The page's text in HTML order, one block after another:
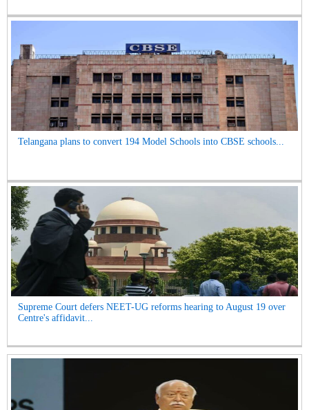
Telangana plans to convert 194 Model Schools into CBSE schools...
Supreme Court defers NEET-UG reforms hearing to August 19 over
Centre's affidavit...